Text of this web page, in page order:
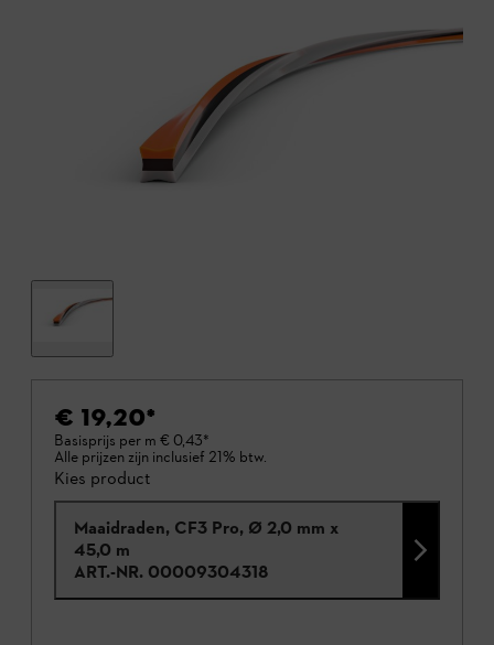
€ 19,20*
Basisprijs per m € 0,43*
Alle prijzen zijn inclusief 21% btw.
Kies product
Maaidraden, CF3 Pro, Ø 2,0 mm x
45,0 m
ART.-NR. 00009304318